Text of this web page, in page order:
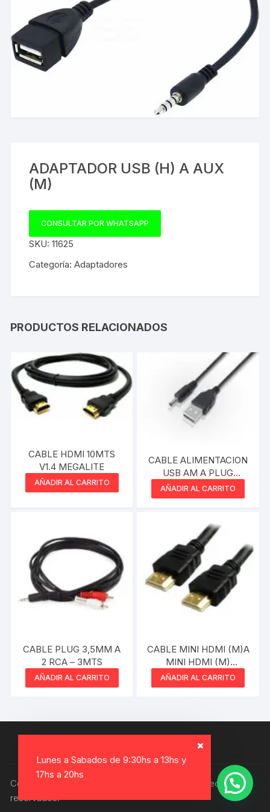
Lunes a Sabados de 9:30hs a 13hs y
17hs a 20hs
ADAPTADOR USB (H) A AUX
(M)
CONSULTAR POR WHATSAPP
SKU:11625
Categoría:Adaptadores
PRODUCTOS RELACIONADOS
CABLE HDMI 10MTS
V1.4 MEGALITE
AÑADIR AL CARRITO
CABLE ALIMENTACION
USB AM A PLUG
1.35MM DE 0.80MM
AÑADIR AL CARRITO
CABLE PLUG 3,5MM A
2 RCA – 3MTS
AÑADIR AL CARRITO
CABLE MINI HDMI (M)A
MINI HDMI (M)
MEGALITE
AÑADIR AL CARRITO
Copyright © 2026, Electro Gamer. Todos los derechos
reservados.